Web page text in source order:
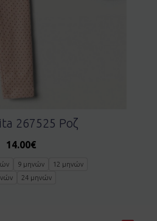
267525 Ροζ
14.00€
9 μηνών
12 μηνών
24 μηνών